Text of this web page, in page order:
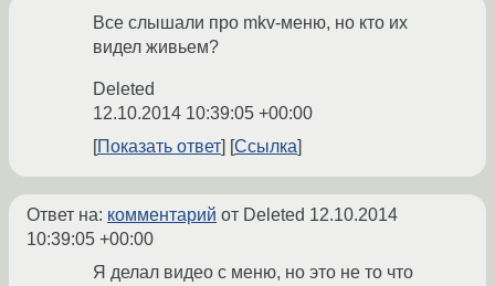
Все слышали про mkv-меню, но кто их
видел живьем?
Deleted
12.10.2014 10:39:05 +00:00
Показать ответ
Ссылка
Ответ на: комментарий от Deleted 12.10.2014
10:39:05 +00:00
Я делал видео с меню, но это не то что